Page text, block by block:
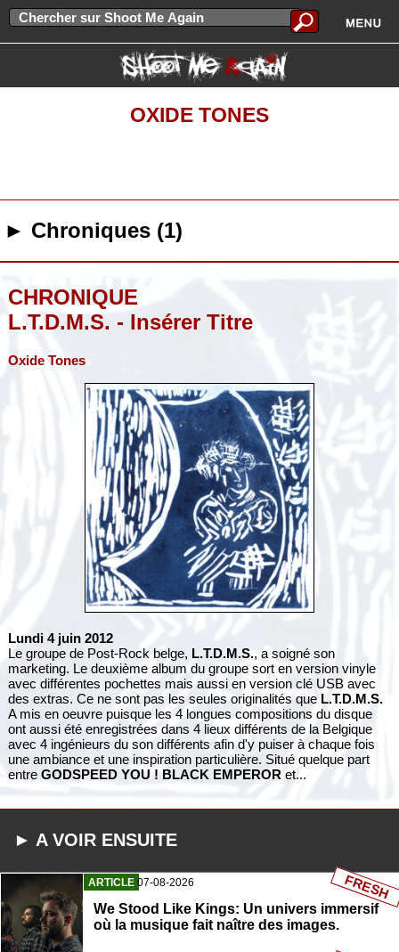
OXIDE TONES
► Chroniques (1)
CHRONIQUE
L.T.D.M.S. - Insérer Titre
Oxide Tones
Lundi 4 juin 2012
Le groupe de Post-Rock belge, L.T.D.M.S., a soigné son
marketing. Le deuxième album du groupe sort en version vinyle
avec différentes pochettes mais aussi en version clé USB avec
des extras. Ce ne sont pas les seules originalités que L.T.D.M.S.
A mis en oeuvre puisque les 4 longues compositions du disque
ont aussi été enregistrées dans 4 lieux différents de la Belgique
avec 4 ingénieurs du son différents afin d'y puiser à chaque fois
une ambiance et une inspiration particulière. Situé quelque part
entre GODSPEED YOU ! BLACK EMPEROR et...
► A VOIR ENSUITE
ARTICLE 07-08-2026
We Stood Like Kings: Un univers immersif
où la musique fait naître des images.
FRESH